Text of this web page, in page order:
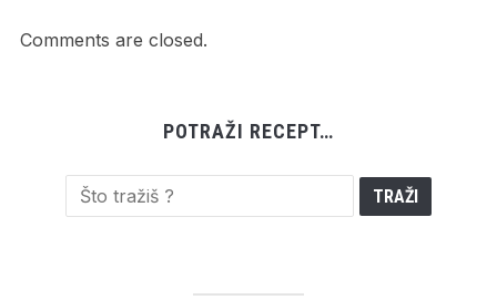
Comments are closed.
POTRAŽI RECEPT…